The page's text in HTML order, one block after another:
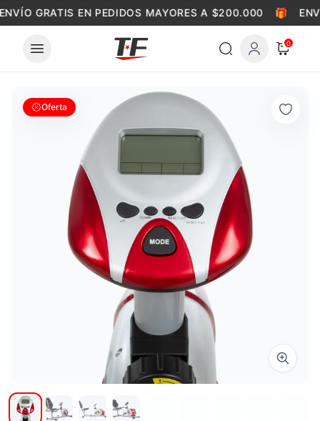
Skip to content
GRATIS EN PEDIDOS MAYORES A $200.000 🎁
0
Oferta
Zoom